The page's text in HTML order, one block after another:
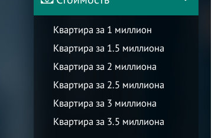
Квартира за 1 миллион
Квартира за 1.5 миллиона
Квартира за 2 миллиона
Квартира за 2.5 миллиона
Квартира за 3 миллиона
Квартира за 3.5 миллиона